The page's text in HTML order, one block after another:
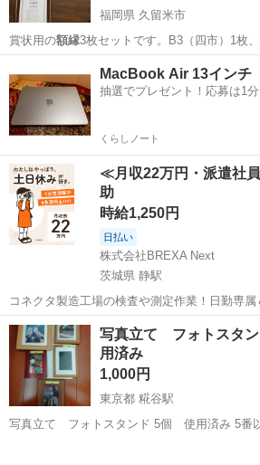
福岡県 久留米市
賞状用の額縁3枚セットです。B3（四市）1枚
MacBook Air 13イン
抽選でプレゼント！応募は1分
くらしノート
≪月収22万円・派遣社
助
時給1,250円
日払い
株式会社BREXA Next
茨城県 静駅
コネクタ製造工場の検査や測定作業！日勤専属
日128日★クリーンルーム内作業★マイカー通
★就業先食堂利用可！日払い制度あり！《茨城県常
工場のお仕事 ◇コネクタ製造工...
茨城 常陸大宮市 その他
写真立て フォトス
用済み
1,000円
東京都 糀谷駅
写真立て フォトスタンド 5個 使用済み 5番以